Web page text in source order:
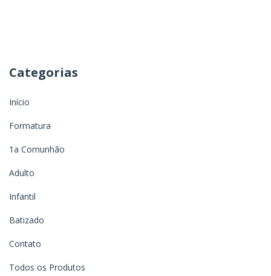
Categorias
Início
Formatura
1a Comunhão
Adulto
Infantil
Batizado
Contato
Todos os Produtos